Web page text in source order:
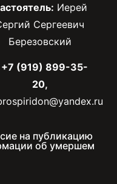
Иерей
Сергеевич
Березовский
+7 (919) 899-35-
20,
на публикацию
об умершем